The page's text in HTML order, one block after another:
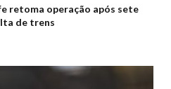
retoma operação após sete
de trens